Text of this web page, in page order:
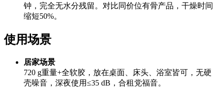
钟，完全无水分残留。对比同价位有骨产品，干燥时间
缩短50%。
使用场景
居家场景
720 g重量+全软胶，放在桌面、床头、浴室皆可，无硬
壳噪音，深夜使用≤35 dB，合租党福音。